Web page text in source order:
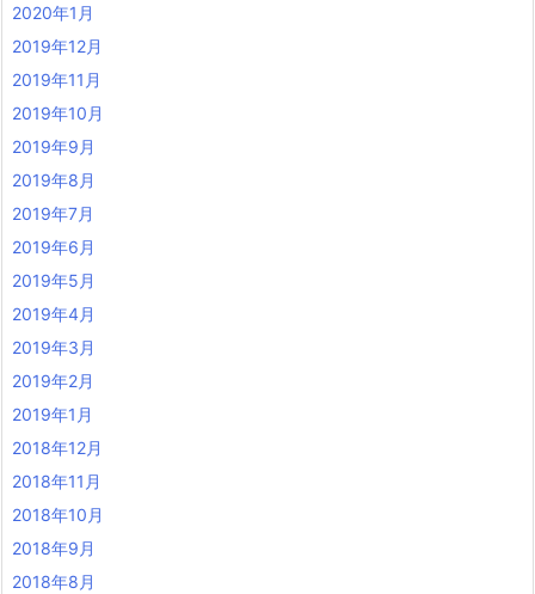
2020年1月
2019年12月
2019年11月
2019年10月
2019年9月
2019年8月
2019年7月
2019年6月
2019年5月
2019年4月
2019年3月
2019年2月
2019年1月
2018年12月
2018年11月
2018年10月
2018年9月
2018年8月